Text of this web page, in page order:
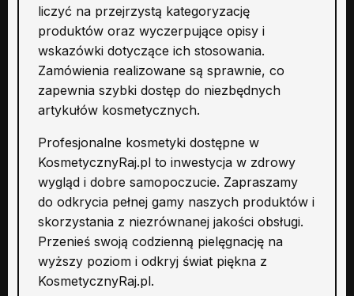
liczyć na przejrzystą kategoryzację
produktów oraz wyczerpujące opisy i
wskazówki dotyczące ich stosowania.
Zamówienia realizowane są sprawnie, co
zapewnia szybki dostęp do niezbędnych
artykułów kosmetycznych.
Profesjonalne kosmetyki dostępne w
KosmetycznyRaj.pl to inwestycja w zdrowy
wygląd i dobre samopoczucie. Zapraszamy
do odkrycia pełnej gamy naszych produktów i
skorzystania z niezrównanej jakości obsługi.
Przenieś swoją codzienną pielęgnację na
wyższy poziom i odkryj świat piękna z
KosmetycznyRaj.pl.